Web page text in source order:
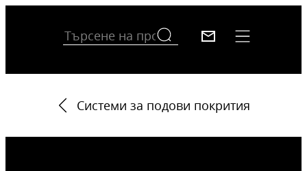
Системи за подови покрития